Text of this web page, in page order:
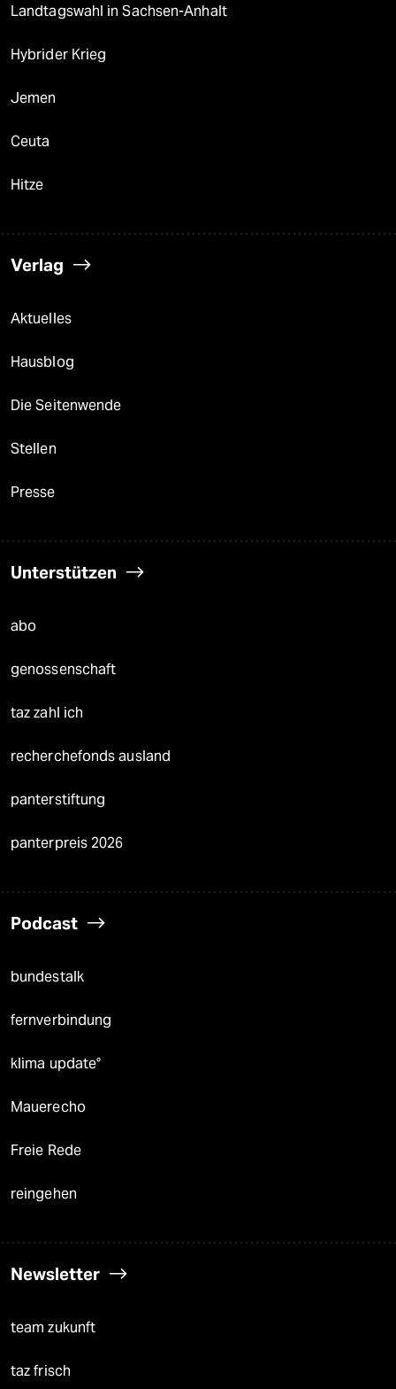
Landtagswahl in Sachsen-Anhalt
Hybrider Krieg
Jemen
Ceuta
Hitze
Verlag
Aktuelles
Hausblog
Die Seitenwende
Stellen
Presse
Unterstützen
abo
genossenschaft
taz zahl ich
recherchefonds ausland
panterstiftung
panterpreis 2026
Podcast
bundestalk
fernverbindung
klima update°
Mauerecho
Freie Rede
reingehen
Newsletter
team zukunft
taz frisch